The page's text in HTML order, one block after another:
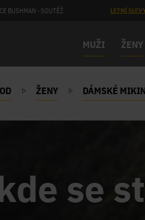
BUSHMAN - SOUTĚŽ LETNÍ
MUŽI ŽENY
ŽENY DÁMSKÉ
se